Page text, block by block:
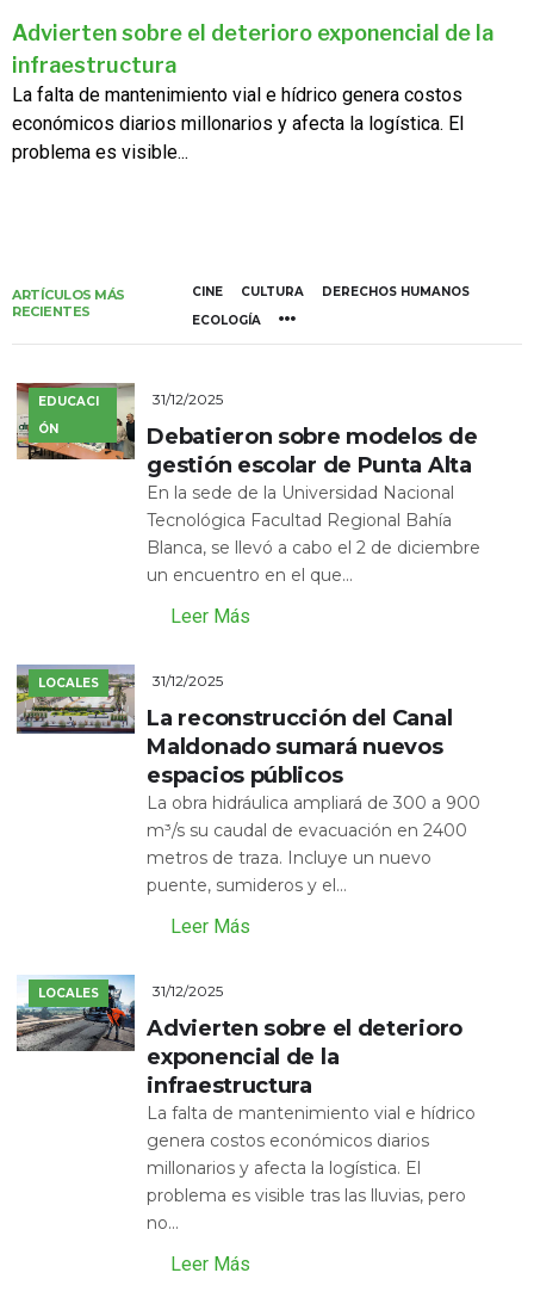
Advierten sobre el deterioro exponencial de la
infraestructura
La falta de mantenimiento vial e hídrico genera costos
económicos diarios millonarios y afecta la logística. El
problema es visible...
ARTÍCULOS MÁS
RECIENTES
CINE CULTURA
DERECHOS HUMANOS
ECOLOGÍA
EDUCACI
ÓN
31/12/2025
Debatieron sobre modelos de
gestión escolar de Punta Alta
En la sede de la Universidad Nacional
Tecnológica Facultad Regional Bahía
Blanca, se llevó a cabo el 2 de diciembre
un encuentro en el que...
Leer Más
LOCALES 31/12/2025
La reconstrucción del Canal
Maldonado sumará nuevos
espacios públicos
La obra hidráulica ampliará de 300 a 900
m³/s su caudal de evacuación en 2400
metros de traza. Incluye un nuevo
puente, sumideros y el...
Leer Más
LOCALES 31/12/2025
Advierten sobre el deterioro
exponencial de la
infraestructura
La falta de mantenimiento vial e hídrico
genera costos económicos diarios
millonarios y afecta la logística. El
problema es visible tras las lluvias, pero
no...
Leer Más